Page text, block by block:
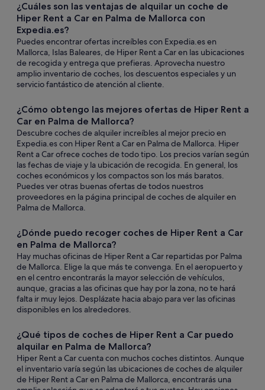
¿Cuáles son las ventajas de alquilar un coche de
Hiper Rent a Car en Palma de Mallorca con
Expedia.es?
Puedes encontrar ofertas increíbles con Expedia.es en
Mallorca, Islas Baleares, de Hiper Rent a Car en las ubicaciones
de recogida y entrega que prefieras. Aprovecha nuestro
amplio inventario de coches, los descuentos especiales y un
servicio fantástico de atención al cliente.
¿Cómo obtengo las mejores ofertas de Hiper Rent a
Car en Palma de Mallorca?
Descubre coches de alquiler increíbles al mejor precio en
Expedia.es con Hiper Rent a Car en Palma de Mallorca. Hiper
Rent a Car ofrece coches de todo tipo. Los precios varían según
las fechas de viaje y la ubicación de recogida. En general, los
coches económicos y los compactos son los más baratos.
Puedes ver otras buenas ofertas de todos nuestros
proveedores en la página principal de coches de alquiler en
Palma de Mallorca.
¿Dónde puedo recoger coches de Hiper Rent a Car
en Palma de Mallorca?
Hay muchas oficinas de Hiper Rent a Car repartidas por Palma
de Mallorca. Elige la que más te convenga. En el aeropuerto y
en el centro encontrarás la mayor selección de vehículos,
aunque, gracias a las oficinas que hay por la zona, no te hará
falta ir muy lejos. Desplázate hacia abajo para ver las oficinas
disponibles en los alrededores.
¿Qué tipos de coches de Hiper Rent a Car puedo
alquilar en Palma de Mallorca?
Hiper Rent a Car cuenta con muchos coches distintos. Aunque
el inventario varía según las ubicaciones de coches de alquiler
de Hiper Rent a Car en Palma de Mallorca, encontrarás una